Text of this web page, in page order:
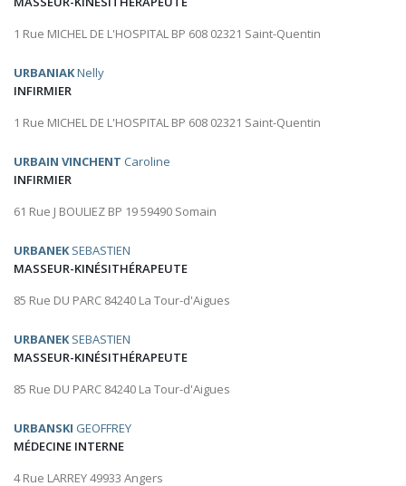
1 Rue MICHEL DE L'HOSPITAL BP 608 02321 Saint-Quentin
URBANIAKNelly
INFIRMIER
1 Rue MICHEL DE L'HOSPITAL BP 608 02321 Saint-Quentin
URBAIN VINCHENT Caroline
INFIRMIER
61 Rue J BOULIEZ BP 19 59490 Somain
URBANEKSEBASTIEN
MASSEUR-KINÉSITHÉRAPEUTE
85 Rue DU PARC 84240 La Tour-d'Aigues
URBANEKSEBASTIEN
MASSEUR-KINÉSITHÉRAPEUTE
85 Rue DU PARC 84240 La Tour-d'Aigues
URBANSKI GEOFFREY
MÉDECINE INTERNE
4 Rue LARREY 49933 Angers